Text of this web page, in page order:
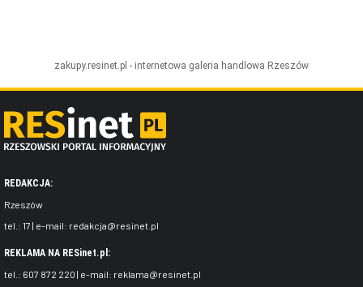
zakupy.resinet.pl - internetowa galeria handlowa Rzeszów
REDAKCJA:
Rzeszów
tel.: 17 | e-mail: redakcja@resinet.pl
REKLAMA NA RESinet.pl:
tel.: 607 872 220 | e-mail: reklama@resinet.pl